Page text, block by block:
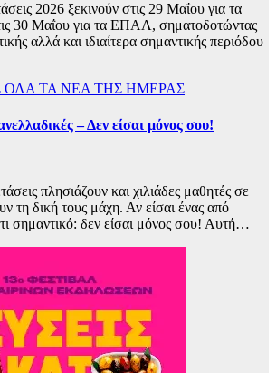
2026 ξεκινούν στις 29 Μαΐου για τα
30 Μαΐου για τα ΕΠΑΛ, σηματοδοτώντας
αλλά και ιδιαίτερα σημαντικής περιόδου
ΟΛΑ ΤΑ ΝΕΑ ΤΗΣ ΗΜΕΡΑΣ
– Δεν είσαι μόνος σου!
πλησιάζουν και χιλιάδες μαθητές σε
τη δική τους μάχη. Αν είσαι ένας από
σημαντικό: δεν είσαι μόνος σου! Αυτή…